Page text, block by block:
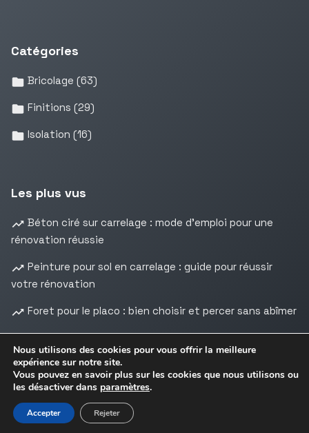
Catégories
Bricolage (63)
Finitions (29)
Isolation (16)
Les plus vus
Béton ciré sur carrelage : mode d’emploi pour une
rénovation réussie
Peinture pour sol en carrelage : guide pour réussir
votre rénovation
Foret pour le placo : bien choisir et percer sans abîmer
Mentions légales •
Confidentialité
© 2026
Nous utilisons des cookies pour vous offrir la meilleure
expérience sur notre site.
Vous pouvez en savoir plus sur les cookies que nous utilisons ou
les désactiver dans paramètres.
Accepter Rejeter